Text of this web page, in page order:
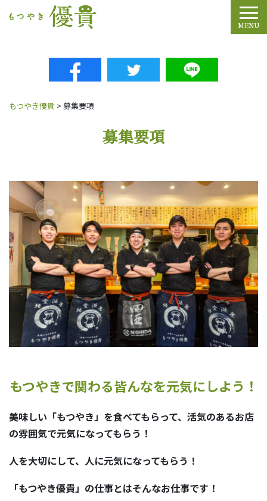
MENU
もつやき優貴 > 募集要項
募集要項
もつやきで関わる皆んなを元気にしよう！
美味しい「もつやき」を食べてもらって、活気のあるお店
の雰囲気で元気になってもらう！
人を大切にして、人に元気になってもらう！
「もつやき優貴」の仕事とはそんなお仕事です！